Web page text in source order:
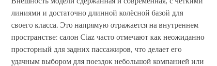
линиями и достаточно длинной колёсной базой для
своего класса. Это напрямую отражается на внутреннем
пространстве: салон Ciaz часто отмечают как неожиданно
просторный для задних пассажиров, что делает его
удачным выбором для поездок небольшой компанией или